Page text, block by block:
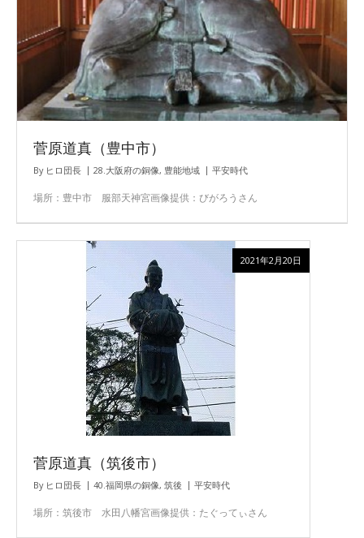
菅原道真（豊中市）
By ヒロ団長 28.大阪府の銅像, 豊能地域 平安時代
場所：豊中市 服部天神宮画像提供：びがろうさん
菅原道真（筑後市）
By ヒロ団長 40.福岡県の銅像, 筑後 平安時代
場所：筑後市 水田八幡宮画像提供：たぐってぃさん
2021年2月20日